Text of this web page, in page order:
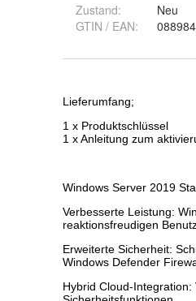
Zustand:
Neu
GTIN / EAN: